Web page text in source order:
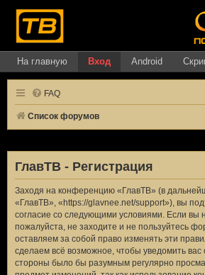
На главную Вход Android
FAQ
Список форумов
ГлавТВ - Регистрация
Заходя на конференцию «ГлавТВ» (в
«ГлавТВ», «https://glavnee.net/support»), вы
согласие со следующими условиями. Если вы
пожалуйста, не заходите и не пользуйтесь
оставляем за собой право изменять эти
сделаем всё возможное, чтобы уведомить вас
стороны было бы разумным регулярно